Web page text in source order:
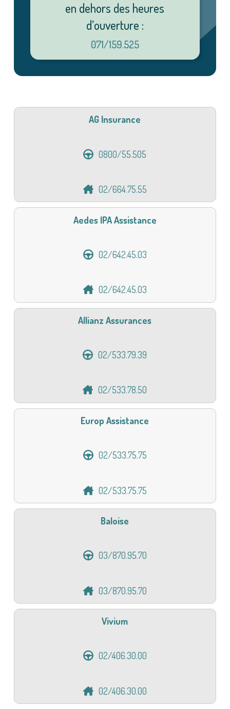
en dehors des heures
d’ouverture :
071/159.525
AG Insurance
0800/55.505
02/664.75.55
Aedes IPA Assistance
02/642.45.03
02/642.45.03
Allianz Assurances
02/533.79.39
02/533.78.50
Europ Assistance
02/533.75.75
02/533.75.75
Baloise
03/870.95.70
03/870.95.70
Vivium
02/406.30.00
02/406.30.00